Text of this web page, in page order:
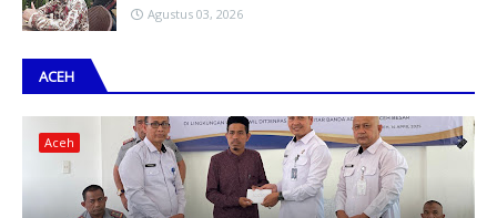
Agustus 03, 2026
ACEH
Aceh